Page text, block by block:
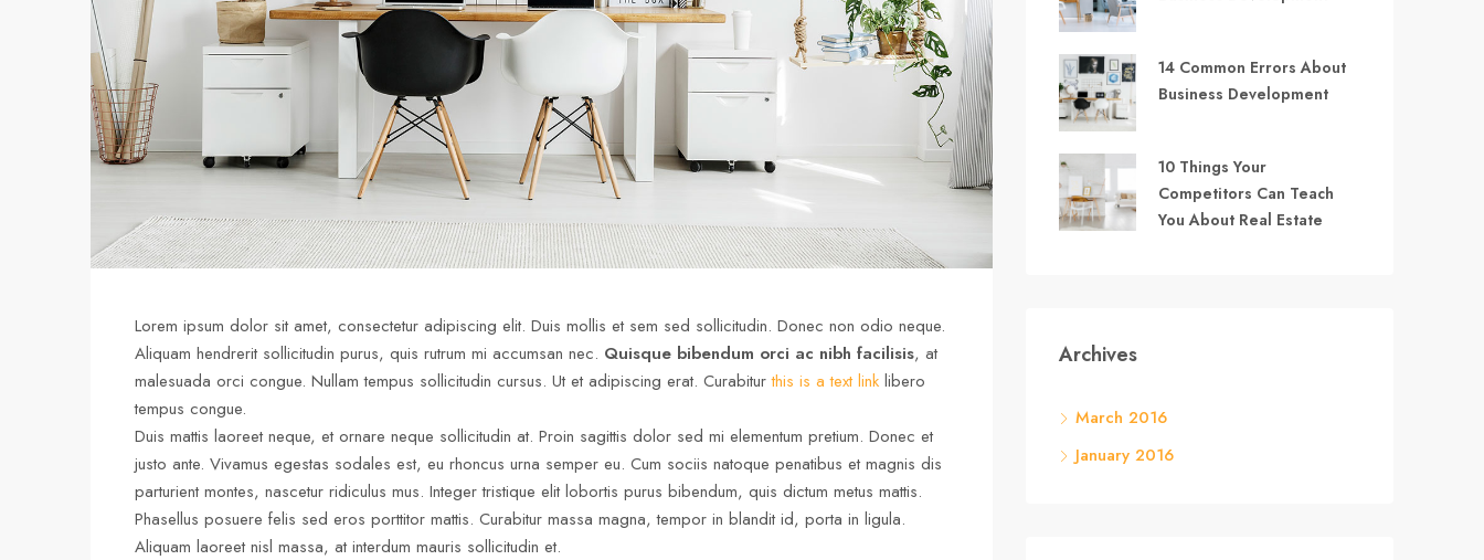
Lorem ipsum dolor sit amet, consectetur adipiscing elit. Duis mollis et sem sed sollicitudin. Donec non odio neque.
Aliquam hendrerit sollicitudin purus, quis rutrum mi accumsan nec. Quisque bibendum orci ac nibh facilisis, at
malesuada orci congue. Nullam tempus sollicitudin cursus. Ut et adipiscing erat. Curabiturthis is a text link libero
tempus congue.
Duis mattis laoreet neque, et ornare neque sollicitudin at. Proin sagittis dolor sed mi elementum pretium. Donec et
justo ante. Vivamus egestas sodales est, eu rhoncus urna semper eu. Cum sociis natoque penatibus et magnis dis
parturient montes, nascetur ridiculus mus. Integer tristique elit lobortis purus bibendum, quis dictum metus mattis.
Phasellus posuere felis sed eros porttitor mattis. Curabitur massa magna, tempor in blandit id, porta in ligula.
Aliquam laoreet nisl massa, at interdum mauris sollicitudin et.
14 Common Errors About
Business Development
10 Things Your
Competitors Can Teach
You About Real Estate
Archives
March 2016
January 2016